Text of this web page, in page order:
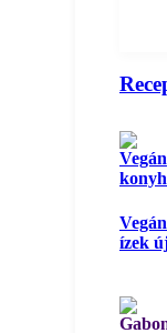
ízek